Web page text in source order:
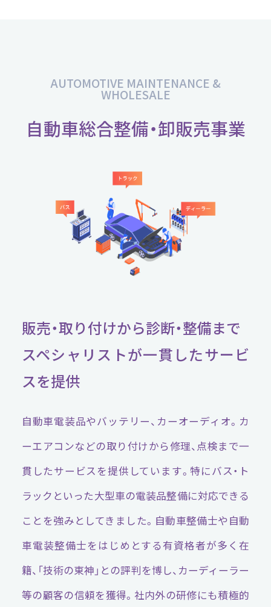
AUTOMOTIVE MAINTENANCE &
WHOLESALE
自動車総合整備・卸販売事業
販売・取り付けから診断・整備まで
スペシャリストが一貫したサービ
スを提供
自動車電装品やバッテリー、カーオーディオ。カ
ーエアコンなどの取り付けから修理、点検まで一
貫したサービスを提供しています。特にバス・ト
ラックといった大型車の電装品整備に対応できる
ことを強みとしてきました。自動車整備士や自動
車電装整備士をはじめとする有資格者が多く在
籍、「技術の東神」との評判を博し、カーディーラー
等の顧客の信頼を獲得。社内外の研修にも積極的